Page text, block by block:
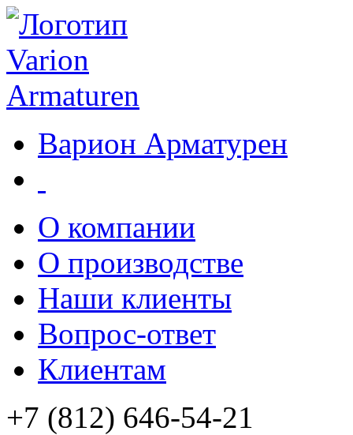
Варион Арматурен
О компании
О производстве
Наши клиенты
Вопрос-ответ
Клиентам
+7 (812) 646-54-21